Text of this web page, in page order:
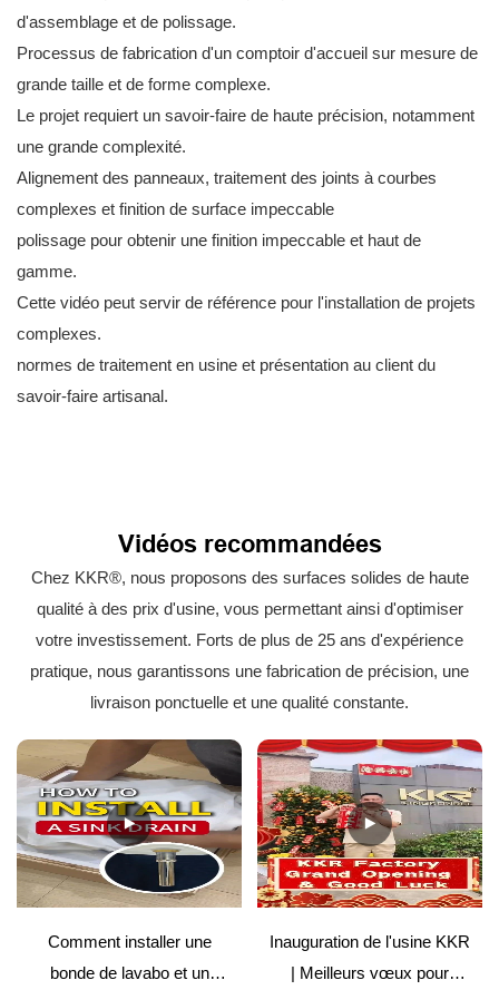
d'assemblage et de polissage.
Processus de fabrication d'un comptoir d'accueil sur mesure de
grande taille et de forme complexe.
Le projet requiert un savoir-faire de haute précision, notamment
une grande complexité.
Alignement des panneaux, traitement des joints à courbes
complexes et finition de surface impeccable
polissage pour obtenir une finition impeccable et haut de
gamme.
Cette vidéo peut servir de référence pour l'installation de projets
complexes.
normes de traitement en usine et présentation au client du
savoir-faire artisanal.
Vidéos recommandées
Chez KKR®, nous proposons des surfaces solides de haute
qualité à des prix d'usine, vous permettant ainsi d'optimiser
votre investissement. Forts de plus de 25 ans d'expérience
pratique, nous garantissons une fabrication de précision, une
livraison ponctuelle et une qualité constante.
Comment installer une
bonde de lavabo et un
Inauguration de l'usine KKR
| Meilleurs vœux pour